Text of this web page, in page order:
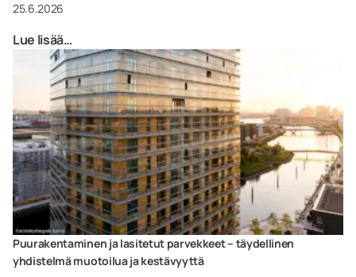
25.6.2026
Lue lisää…
Puurakentaminen ja lasitetut parvekkeet – täydellinen
yhdistelmä muotoilua ja kestävyyttä